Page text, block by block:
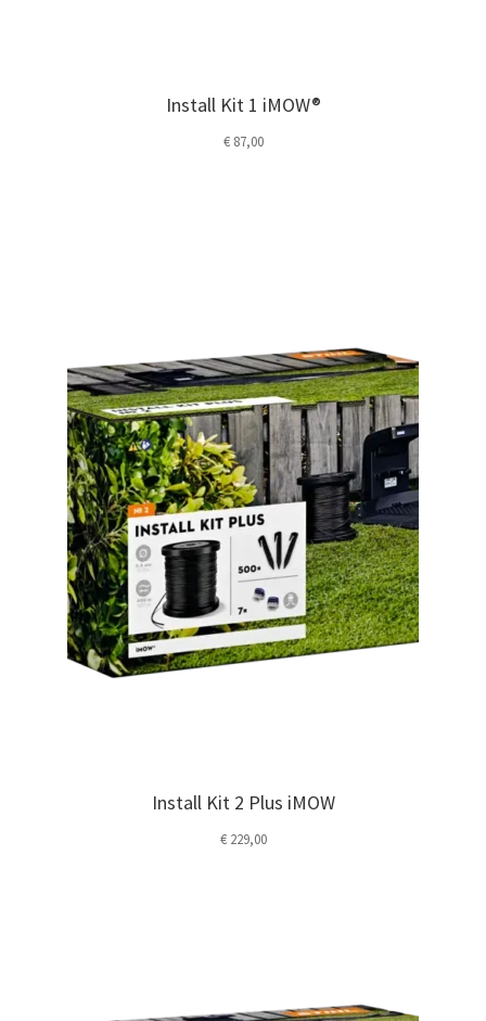
Install Kit 1 iMOW®
€87,00
Install Kit 2 Plus iMOW
€229,00